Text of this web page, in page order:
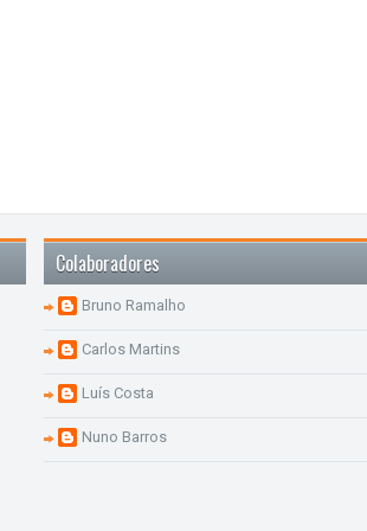
Colaboradores
Bruno Ramalho
Carlos Martins
Luís Costa
Nuno Barros